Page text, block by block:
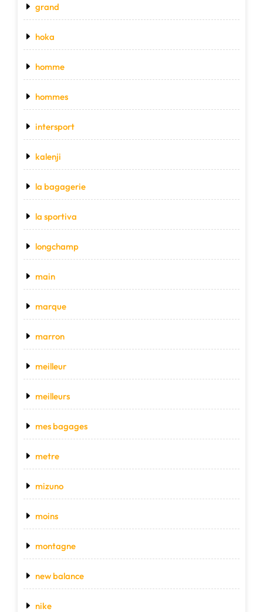
grand
hoka
homme
hommes
intersport
kalenji
la bagagerie
la sportiva
longchamp
main
marque
marron
meilleur
meilleurs
mes bagages
metre
mizuno
moins
montagne
new balance
nike